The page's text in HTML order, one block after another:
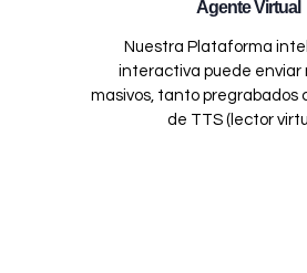
Agente Virtual
Nuestra Plataforma
interactiva puede enviar
masivos, tanto pregrabados
de TTS (lector